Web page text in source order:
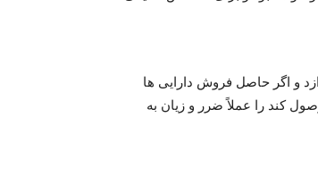
و اگر حاصل فروش دارایی ها
را نکند، یعنی طلبکار از اصل طلب هر تومان مثلاً ۵ ریال وصول کند را عملاً ضرر و زیان به